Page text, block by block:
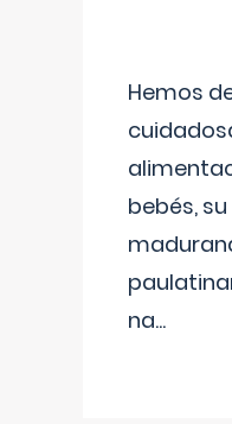
Hemos
bebés,
na...